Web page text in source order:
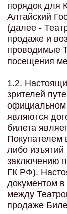
порядок для
Алтайский
(далее -
продаже и
проводимые
посещения
1.2.
зрителей
официальном
являются
билета
Покупателем
либо
заключению
ГК РФ).
документом
между
продаже